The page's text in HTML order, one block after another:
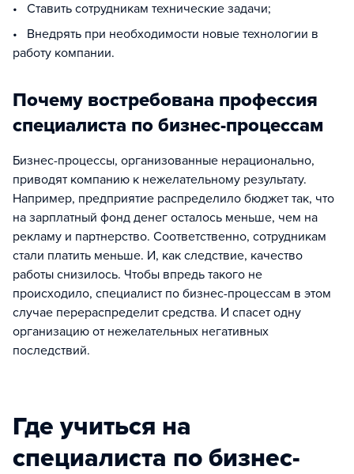
• Ставить сотрудникам технические задачи;
• Внедрять при необходимости новые технологии в
работу компании.
Почему востребована профессия
специалиста по бизнес-процессам
Бизнес-процессы, организованные нерационально,
приводят компанию к нежелательному результату.
Например, предприятие распределило бюджет так, что
на зарплатный фонд денег осталось меньше, чем на
рекламу и партнерство. Соответственно, сотрудникам
стали платить меньше. И, как следствие, качество
работы снизилось. Чтобы впредь такого не
происходило, специалист по бизнес-процессам в этом
случае перераспределит средства. И спасет одну
организацию от нежелательных негативных
последствий.
Где учиться на
специалиста по бизнес-